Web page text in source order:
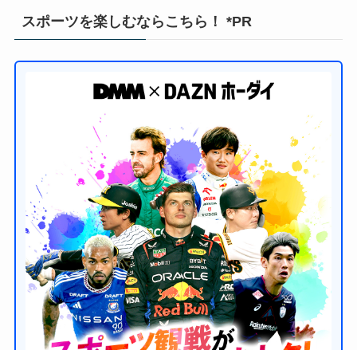
スポーツを楽しむならこちら！ *PR